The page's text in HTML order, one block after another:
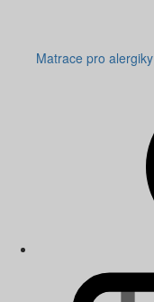
Matrace pro alergiky